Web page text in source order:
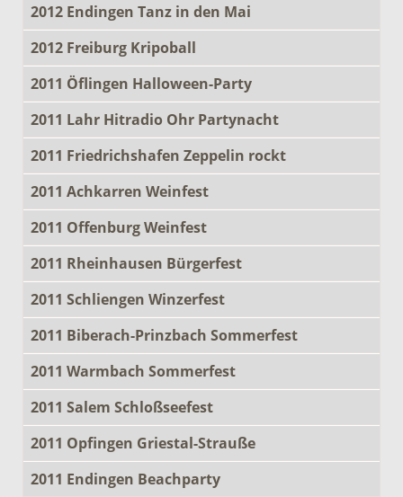
2012 Endingen Tanz in den Mai
2012 Freiburg Kripoball
2011 Öflingen Halloween-Party
2011 Lahr Hitradio Ohr Partynacht
2011 Friedrichshafen Zeppelin rockt
2011 Achkarren Weinfest
2011 Offenburg Weinfest
2011 Rheinhausen Bürgerfest
2011 Schliengen Winzerfest
2011 Biberach-Prinzbach Sommerfest
2011 Warmbach Sommerfest
2011 Salem Schloßseefest
2011 Opfingen Griestal-Strauße
2011 Endingen Beachparty